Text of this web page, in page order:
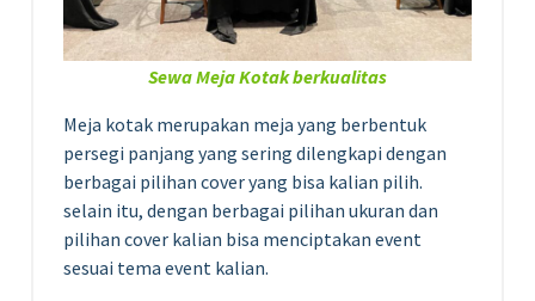
Sewa Meja Kotak berkualitas
Meja kotak merupakan meja yang berbentuk
persegi panjang yang sering dilengkapi dengan
berbagai pilihan cover yang bisa kalian pilih.
selain itu, dengan berbagai pilihan ukuran dan
pilihan cover kalian bisa menciptakan event
sesuai tema event kalian.